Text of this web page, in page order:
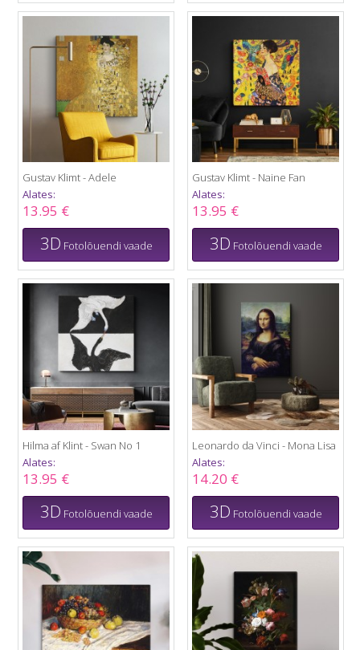
Gustav Klimt - Adele
Alates:
13.95 €
3D Fotolõuendi vaade
Gustav Klimt - Naine Fan
Alates:
13.95 €
3D Fotolõuendi vaade
Hilma af Klint - Swan No 1
Alates:
13.95 €
3D Fotolõuendi vaade
Leonardo da Vinci - Mona Lisa
Alates:
14.20 €
3D Fotolõuendi vaade